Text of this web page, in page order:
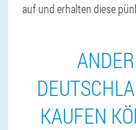
auf und erhalten diese
KAUFEN